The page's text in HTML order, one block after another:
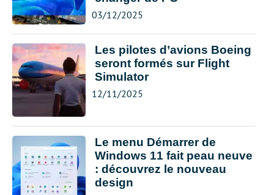
03/12/2025
Les pilotes d’avions Boeing
seront formés sur Flight
Simulator
12/11/2025
Le menu Démarrer de
Windows 11 fait peau neuve
: découvrez le nouveau
design